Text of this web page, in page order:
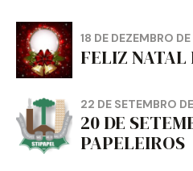
18 DE DEZEMBRO
FELIZ NATAL
22 DE SETEMBRO
20 DE
PAPELEIROS